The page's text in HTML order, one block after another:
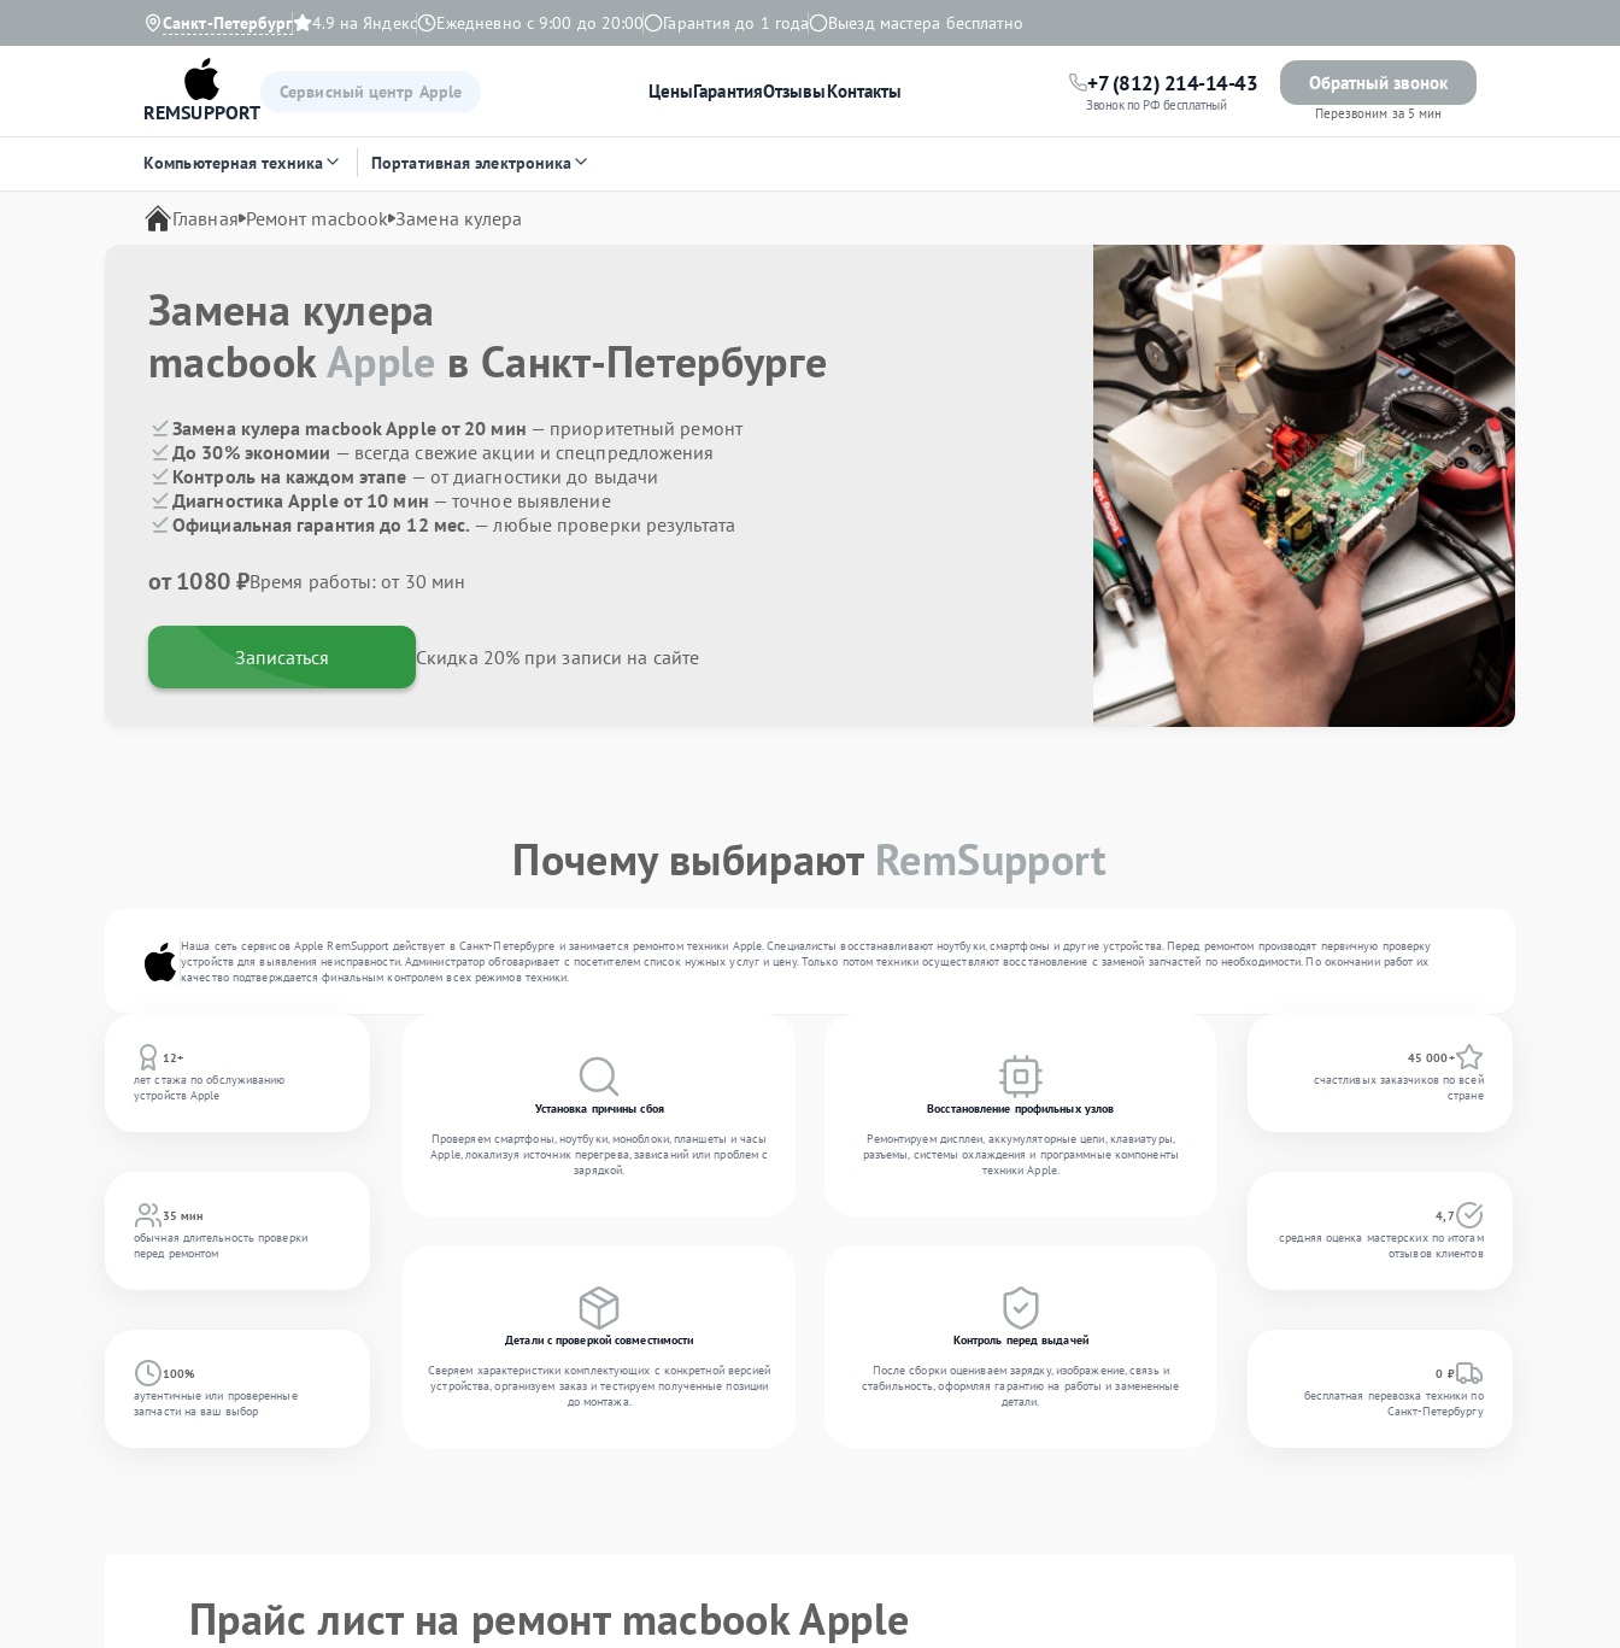
Санкт-Петербург 4.9 на Яндекс Ежедневно с 9:00 до 20:00 Гарантия до 1 года Выезд мастера бесплатно
REMSUPPORT
Сервисный центр Apple ЦеныГарантияОтзывыКонтакты +7 (812) 214-14-43
Звонок по РФ бесплатный
Обратный звонок
Перезвоним за 5 мин
Компьютерная техника Портативная электроника
Главная Ремонт macbook Замена кулера
Замена кулера
macbookApple в Санкт-Петербурге
Замена кулера macbook Apple от 20 мин — приоритетный ремонт
До 30% экономии — всегда свежие акции и спецпредложения
Контроль на каждом этапе — от диагностики до выдачи
Диагностика Apple от 10 мин — точное выявление
Официальная гарантия до 12 мес. — любые проверки результата
от 1080 ₽Время работы: от 30 мин
Записаться Скидка 20% при записи на сайте
Почему выбирают RemSupport
Наша сеть сервисов Apple RemSupport действует в Санкт-Петербурге и занимается ремонтом техники Apple. Специалисты восстанавливают ноутбуки, смартфоны и другие устройства. Перед ремонтом производят первичную проверку
устройств для выявления неисправности. Администратор обговаривает с посетителем список нужных услуг и цену. Только потом техники осуществляют восстановление с заменой запчастей по необходимости. По окончании работ их
качество подтверждается финальным контролем всех режимов техники.
12+
лет стажа по обслуживанию
устройств Apple
35 мин
обычная длительность проверки
перед ремонтом
100%
аутентичные или проверенные
запчасти на ваш выбор
Установка причины сбоя
Проверяем смартфоны, ноутбуки, моноблоки, планшеты и часы
Apple, локализуя источник перегрева, зависаний или проблем с
зарядкой.
Восстановление профильных узлов
Ремонтируем дисплеи, аккумуляторные цепи, клавиатуры,
разъемы, системы охлаждения и программные компоненты
техники Apple.
Детали с проверкой совместимости
Сверяем характеристики комплектующих с конкретной версией
устройства, организуем заказ и тестируем полученные позиции
до монтажа.
Контроль перед выдачей
После сборки оцениваем зарядку, изображение, связь и
стабильность, оформляя гарантию на работы и замененные
детали.
45 000+
счастливых заказчиков по всей
стране
4,7
средняя оценка мастерских по итогам
отзывов клиентов
0 ₽
бесплатная перевозка техники по
Санкт-Петербургу
Прайс лист на ремонт macbook Apple